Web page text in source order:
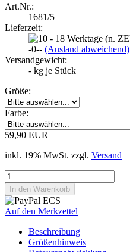
Art.Nr.:
1681/5
Lieferzeit:
-0-- (Ausland abweichend)
Versandgewicht:
- kg je Stück
Größe:
Farbe:
59,90 EUR
inkl. 19% MwSt. zzgl. Versand
Auf den Merkzettel
Beschreibung
Größenhinweis